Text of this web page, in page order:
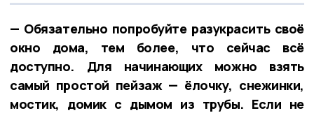
— Обязательно попробуйте разукрасить своё
окно дома, тем более, что сейчас всё
доступно. Для начинающих можно взять
самый простой пейзаж — ёлочку, снежинки,
мостик, домик с дымом из трубы. Если не